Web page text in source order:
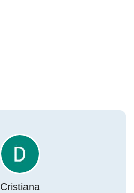
Cristiana